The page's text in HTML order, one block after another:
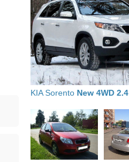
KIA Sorento New 4WD 2.4